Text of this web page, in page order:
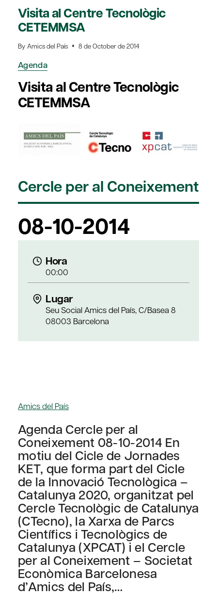
Visita al Centre Tecnològic
CETEMMSA
By Amics del País 8 de October de 2014
Agenda
Visita al Centre Tecnològic
CETEMMSA
Cercle per al Coneixement
08-10-2014
Hora
00:00
Lugar
Seu Social Amics del País, C/Basea 8
08003 Barcelona
Amics del País
Agenda Cercle per al
Coneixement 08-10-2014 En
motiu del Cicle de Jornades
KET, que forma part del Cicle
de la Innovació Tecnològica –
Catalunya 2020, organitzat pel
Cercle Tecnològic de Catalunya
(CTecno), la Xarxa de Parcs
Científics i Tecnològics de
Catalunya (XPCAT) i el Cercle
per al Coneixement – Societat
Econòmica Barcelonesa
d’Amics del País,…